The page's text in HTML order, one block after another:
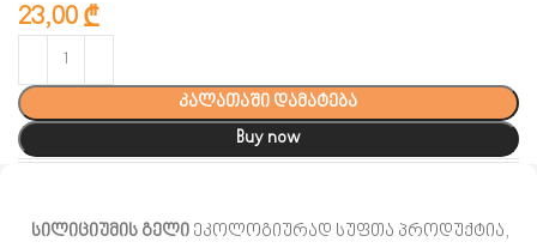
23,00 ₾
კალათაში დამატება
Buy now
სილიციუმის გელი ეკოლოგიურად სუფთა პროდუქტია,